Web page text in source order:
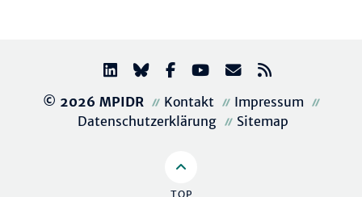
© 2026 MPIDR Kontakt
Impressum
Datenschutzerklärung
Sitemap
TOP